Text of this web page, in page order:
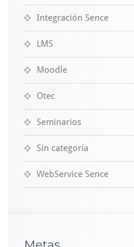
Integración Sence
LMS
Moodle
Otec
Seminarios
Sin categoría
WebService Sence